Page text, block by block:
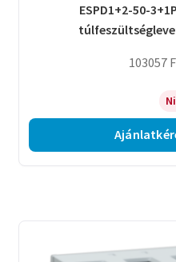
ESPD1+2-50-
103057